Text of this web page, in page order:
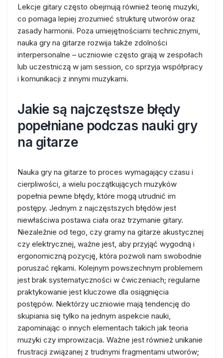
Lekcje gitary często obejmują również teorię muzyki,
co pomaga lepiej zrozumieć strukturę utworów oraz
zasady harmonii. Poza umiejętnościami technicznymi,
nauka gry na gitarze rozwija także zdolności
interpersonalne – uczniowie często grają w zespołach
lub uczestniczą w jam session, co sprzyja współpracy
i komunikacji z innymi muzykami.
Jakie są najczęstsze błędy
popełniane podczas nauki gry
na gitarze
Nauka gry na gitarze to proces wymagający czasu i
cierpliwości, a wielu początkujących muzyków
popełnia pewne błędy, które mogą utrudnić im
postępy. Jednym z najczęstszych błędów jest
niewłaściwa postawa ciała oraz trzymanie gitary.
Niezależnie od tego, czy gramy na gitarze akustycznej
czy elektrycznej, ważne jest, aby przyjąć wygodną i
ergonomiczną pozycję, która pozwoli nam swobodnie
poruszać rękami. Kolejnym powszechnym problemem
jest brak systematyczności w ćwiczeniach; regularne
praktykowanie jest kluczowe dla osiągnięcia
postępów. Niektórzy uczniowie mają tendencję do
skupiania się tylko na jednym aspekcie nauki,
zapominając o innych elementach takich jak teoria
muzyki czy improwizacja. Ważne jest również unikanie
frustracji związanej z trudnymi fragmentami utworów;